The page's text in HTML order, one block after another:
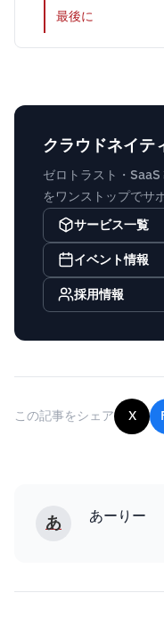
最後に
クラウドネイテ
ゼロトラスト・
をワンストップでサ
サービス一覧
イベント情報
採用情報
この記事をシェア X
あ あーりー